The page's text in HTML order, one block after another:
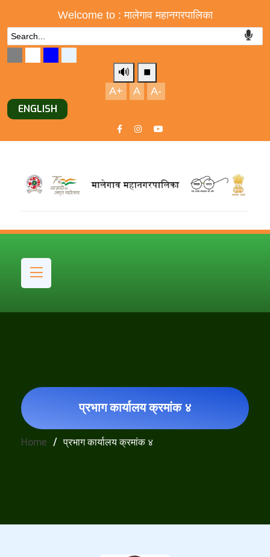
Welcome to : मालेगाव महानगरपालिका
🔊
⏹️
A+
A A-
ENGLISH
प्रभाग कार्यालय क्रमांक ४
Home प्रभाग कार्यालय क्रमांक ४